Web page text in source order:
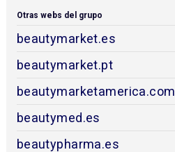
Otras webs del grupo
beautymarket.es
beautymarket.pt
beautymarketamerica.com
beautymed.es
beautypharma.es